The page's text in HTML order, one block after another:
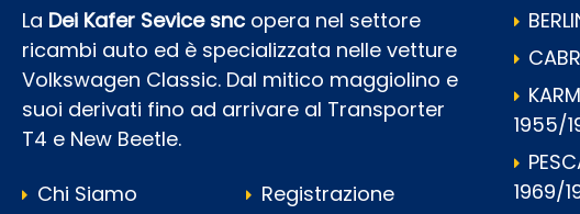
La Dei Kafer Sevice snc opera nel settore
ricambi auto ed è specializzata nelle vetture
Volkswagen Classic. Dal mitico maggiolino e
suoi derivati fino ad arrivare al Transporter
T4 e New Beetle.
Chi Siamo
Registrazione
1955/
1969/